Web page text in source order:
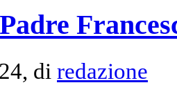
di redazione